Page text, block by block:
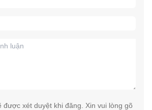
được xét duyệt khi đăng. Xin vui lòng gõ